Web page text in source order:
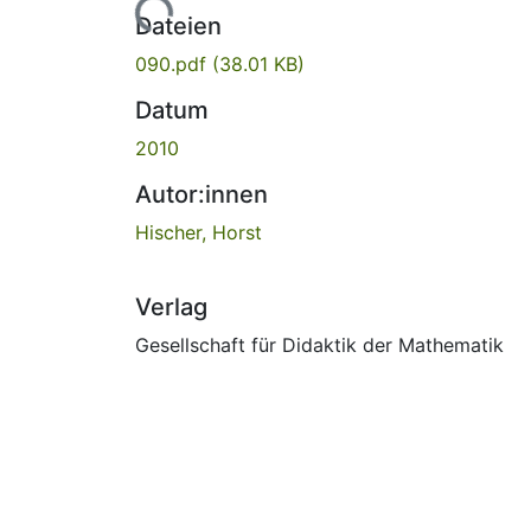
Lade...
Dateien
090.pdf (38.01 KB)
Datum
2010
Autor:innen
Hischer, Horst
Verlag
Gesellschaft für Didaktik der Mathematik